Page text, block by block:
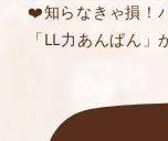
❤️知らなきゃ損！
「LL力あんぱん